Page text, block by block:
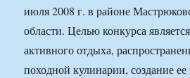
июля 2008 г. в районе
области. Целью конкурса
активного отдыха,
походной кулинарии, создание